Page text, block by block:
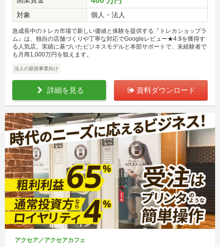
対象 個人・法人
急成長中のトレカ市場で新しい価値と体験を提供する『トレカショップラ
ム』は、独自の店舗づくりや丁寧な対応でGoogleレビュー★4.9を獲得す
る人気店。実績に基づいたビジネスモデルと本部サポートで、未経験者で
も月商1,000万円を狙えます。
法人の新規事業向け
詳細を見る 資料ダウンロード
アクセア／アクセアカフェ